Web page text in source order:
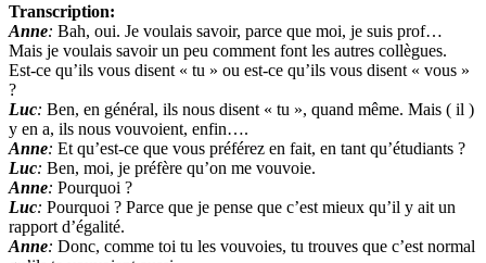
Transcription:
Anne: Bah, oui. Je voulais savoir, parce que moi, je suis prof…
Mais je voulais savoir un peu comment font les autres collègues.
Est-ce qu’ils vous disent « tu » ou est-ce qu’ils vous disent « vous »
?
Luc: Ben, en général, ils nous disent « tu », quand même. Mais ( il )
y en a, ils nous vouvoient, enfin….
Anne: Et qu’est-ce que vous préférez en fait, en tant qu’étudiants ?
Luc: Ben, moi, je préfère qu’on me vouvoie.
Anne: Pourquoi ?
Luc: Pourquoi ? Parce que je pense que c’est mieux qu’il y ait un
rapport d’égalité.
Anne: Donc, comme toi tu les vouvoies, tu trouves que c’est normal